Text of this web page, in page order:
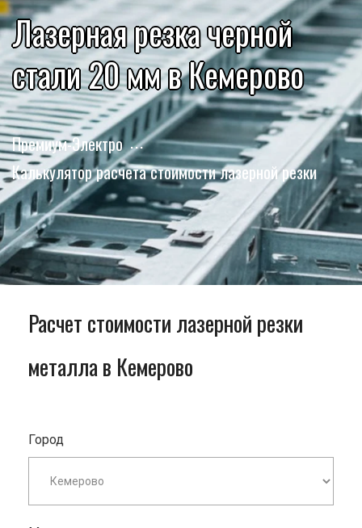
Лазерная резка черной
стали 20 мм в Кемерово
Премиум-Электро
Калькулятор расчета стоимости лазерной резки
Расчет стоимости лазерной резки
металла в Кемерово
Город